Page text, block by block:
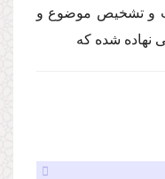
و تشخیص موضوع و
نهاده شده كه